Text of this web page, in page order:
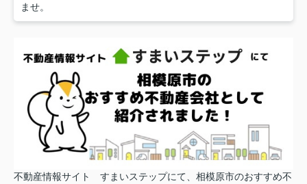
ませ。
不動産情報サイト すまいステップにて、相模原市のおすすめ不